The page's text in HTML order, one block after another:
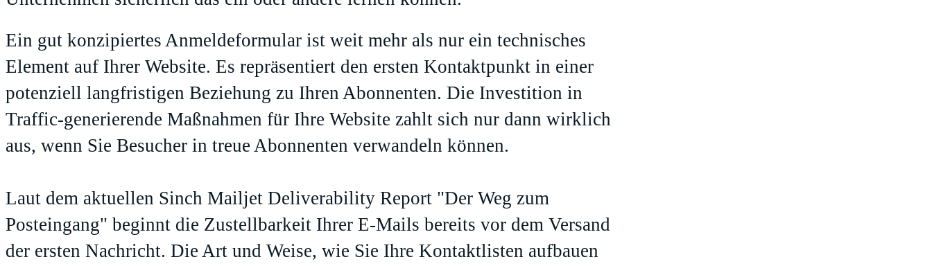
Ein gut konzipiertes Anmeldeformular ist weit mehr als nur ein technisches
Element auf Ihrer Website. Es repräsentiert den ersten Kontaktpunkt in einer
potenziell langfristigen Beziehung zu Ihren Abonnenten. Die Investition in
Traffic-generierende Maßnahmen für Ihre Website zahlt sich nur dann wirklich
aus, wenn Sie Besucher in treue Abonnenten verwandeln können.
Laut dem aktuellen Sinch Mailjet Deliverability Report "Der Weg zum
Posteingang" beginnt die Zustellbarkeit Ihrer E-Mails bereits vor dem Versand
der ersten Nachricht. Die Art und Weise, wie Sie Ihre Kontaktlisten aufbauen